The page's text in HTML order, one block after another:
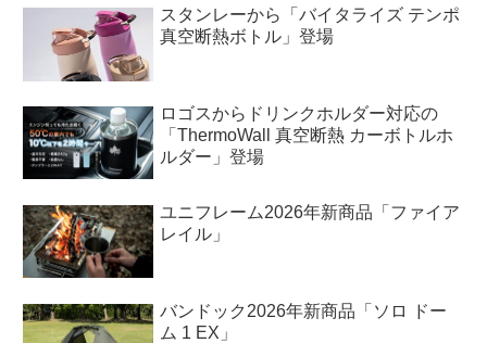
スタンレーから「バイタライズ テンポ
真空断熱ボトル」登場
ロゴスからドリンクホルダー対応の
「ThermoWall 真空断熱 カーボトルホ
ルダー」登場
ユニフレーム2026年新商品「ファイア
レイル」
バンドック2026年新商品「ソロ ドー
ム 1 EX」